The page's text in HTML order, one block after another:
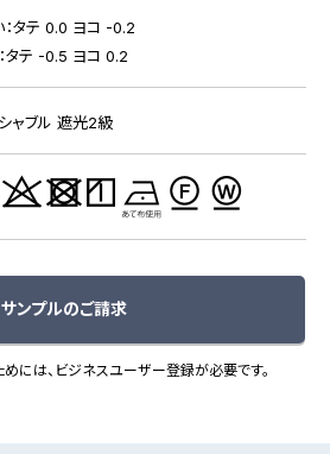
タテ 0.0 ヨコ -0.2
タテ -0.5 ヨコ 0.2
シャブル 遮光2級
サンプルのご請求
には、ビジネスユーザー登録が必要です。